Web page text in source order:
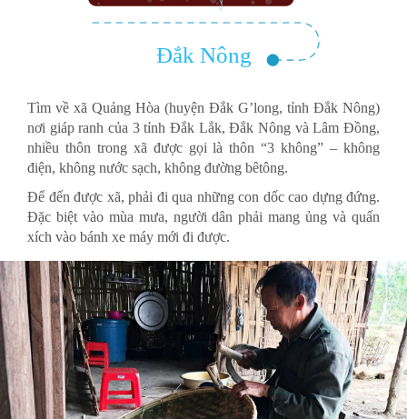
Đắk Nông
Tìm về xã Quảng Hòa (huyện Đắk G’long, tỉnh Đắk Nông)
nơi giáp ranh của 3 tỉnh Đắk Lắk, Đắk Nông và Lâm Đồng,
nhiều thôn trong xã được gọi là thôn “3 không” – không
điện, không nước sạch, không đường bêtông.
Để đến được xã, phải đi qua những con dốc cao dựng đứng.
Đặc biệt vào mùa mưa, người dân phải mang ủng và quấn
xích vào bánh xe máy mới đi được.